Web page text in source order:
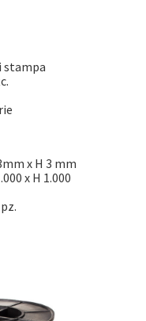
stampa
x H 3 mm
x H 1.000